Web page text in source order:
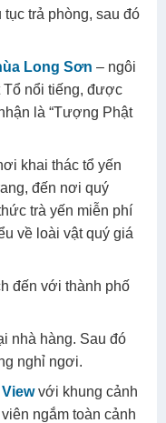
trả phòng, sau đó
Long Sơn – ngôi
nổi tiếng, được
là “Tượng Phật
khai thác tổ yến
đến nơi quý
trà yến miễn phí
về loài vật quý giá
đến với thành phố
nhà hàng. Sau đó
nghỉ ngơi.
với khung cảnh
ngắm toàn cảnh